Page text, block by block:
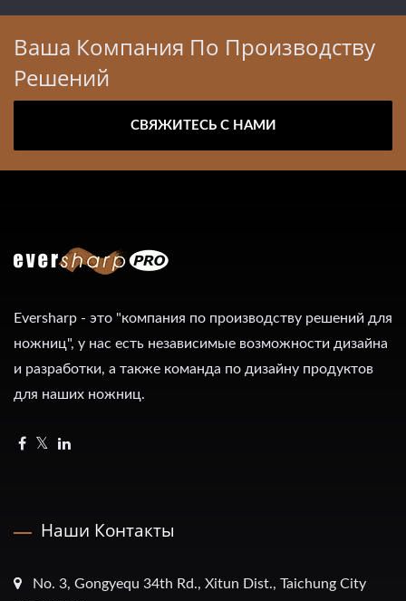
Ваша Компания По Производству
Решений
СВЯЖИТЕСЬ С НАМИ
Eversharp - это "компания по производству решений для
ножниц", у нас есть независимые возможности дизайна
и разработки, а также команда по дизайну продуктов
для наших ножниц.
Наши Контакты
No. 3, Gongyequ 34th Rd., Xitun Dist., Taichung City